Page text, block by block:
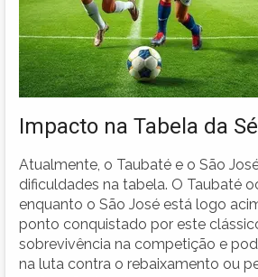
Impacto na Tabela da
Atualmente, o Taubaté e o São
dificuldades na tabela. O Taubaté
enquanto o São José está logo
ponto conquistado por este
sobrevivência na competição e
na luta contra o rebaixamento ou